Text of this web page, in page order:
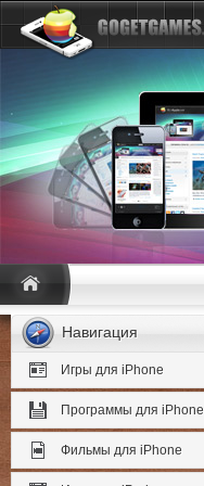
Навигация
Игры для iPhone
Программы для iPhone
Фильмы для iPhone